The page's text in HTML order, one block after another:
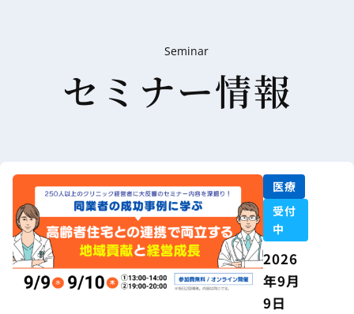
Seminar
セミナー情報
医療
受付
中
2026
年9月
9日